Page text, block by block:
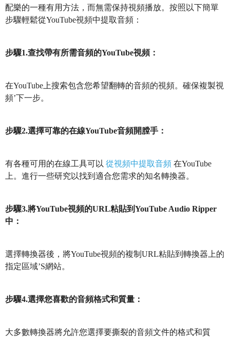
配樂的一種有用方法，而無需保持視頻播放。按照以下簡單
步驟輕鬆從YouTube視頻中提取音頻：
步驟1.查找帶有所需音頻的YouTube視頻：
在YouTube上搜索包含您希望翻轉的音頻的視頻。確保複製視
頻’下一步。
步驟2.選擇可靠的在線YouTube音頻開膛手：
有各種可用的在線工具可以 從視頻中提取音頻 在YouTube
上。進行一些研究以找到適合您需求的知名轉換器。
步驟3.將YouTube視頻的URL粘貼到YouTube Audio Ripper
中：
選擇轉換器後，將YouTube視頻的複制URL粘貼到轉換器上的
指定區域’S網站。
步驟4.選擇您喜歡的音頻格式和質量：
大多數轉換器將允許您選擇要撕裂的音頻文件的格式和質